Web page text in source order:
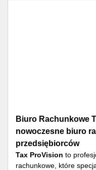
Biuro Rachunkowe
nowoczesne biuro
przedsiębiorców
Tax ProVision to
rachunkowe, które